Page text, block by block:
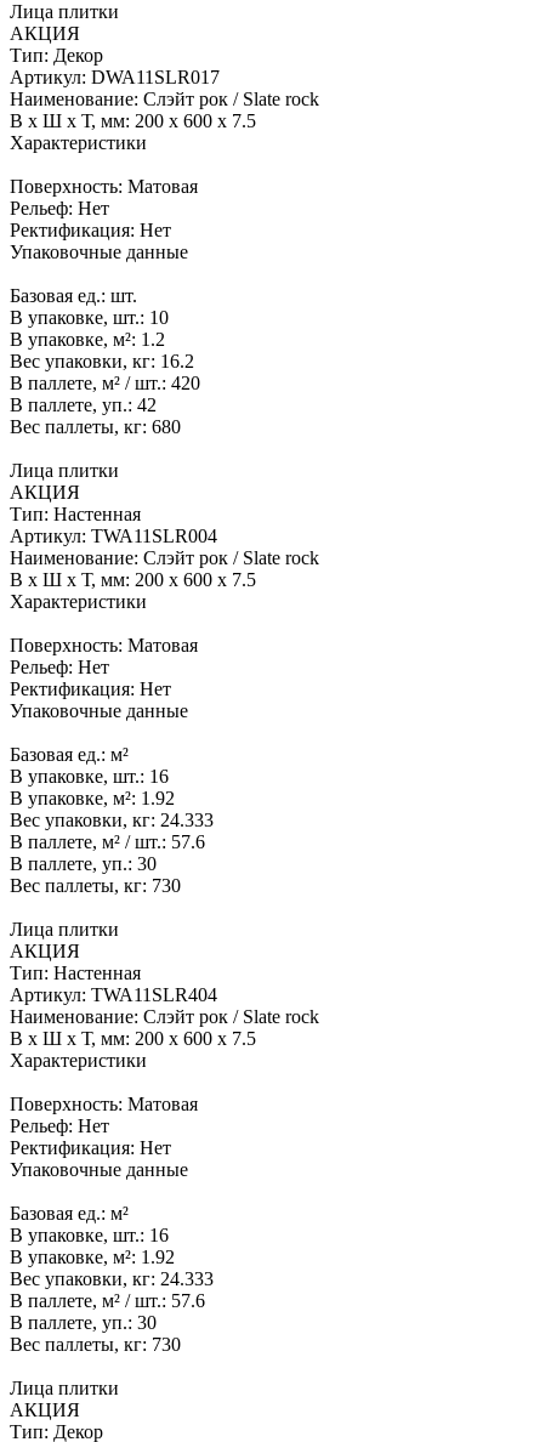
Лица плитки
АКЦИЯ
Тип: Декор
Артикул: DWA11SLR017
Наименование: Слэйт рок / Slate rock
В x Ш x Т, мм: 200 x 600 x 7.5
Характеристики
Поверхность: Матовая
Рельеф: Нет
Ректификация: Нет
Упаковочные данные
Базовая ед.: шт.
В упаковке, шт.: 10
В упаковке, м²: 1.2
Вес упаковки, кг: 16.2
В паллете, м² / шт.: 420
В паллете, уп.: 42
Вес паллеты, кг: 680
Лица плитки
АКЦИЯ
Тип: Настенная
Артикул: TWA11SLR004
Наименование: Слэйт рок / Slate rock
В x Ш x Т, мм: 200 x 600 x 7.5
Характеристики
Поверхность: Матовая
Рельеф: Нет
Ректификация: Нет
Упаковочные данные
Базовая ед.: м²
В упаковке, шт.: 16
В упаковке, м²: 1.92
Вес упаковки, кг: 24.333
В паллете, м² / шт.: 57.6
В паллете, уп.: 30
Вес паллеты, кг: 730
Лица плитки
АКЦИЯ
Тип: Настенная
Артикул: TWA11SLR404
Наименование: Слэйт рок / Slate rock
В x Ш x Т, мм: 200 x 600 x 7.5
Характеристики
Поверхность: Матовая
Рельеф: Нет
Ректификация: Нет
Упаковочные данные
Базовая ед.: м²
В упаковке, шт.: 16
В упаковке, м²: 1.92
Вес упаковки, кг: 24.333
В паллете, м² / шт.: 57.6
В паллете, уп.: 30
Вес паллеты, кг: 730
Лица плитки
АКЦИЯ
Тип: Декор